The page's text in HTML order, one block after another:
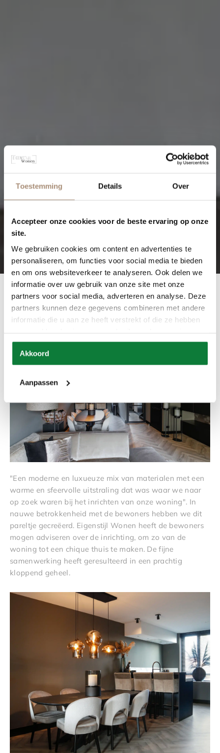
Toestemming Details Over
Accepteer onze cookies voor de beste ervaring op onze
site.
We gebruiken cookies om content en advertenties te
personaliseren, om functies voor social media te bieden
en om ons websiteverkeer te analyseren. Ook delen we
informatie over uw gebruik van onze site met onze
partners voor social media, adverteren en analyse. Deze
partners kunnen deze gegevens combineren met andere
informatie die u aan ze heeft verstrekt of die ze hebben
Akkoord
Aanpassen
Deze woning in Barneveld is toch wel een paleisje om
te aanschouwen! Deze moderne woning straalt een en
al luxe, warmte en gezelligheid uit. Het moet wel een
feestje zijn om hier te mogen wonen. Laten we
"Een moderne en luxueuze mix van materialen met een
warme en sfeervolle uitstraling dat was waar we naar
op zoek waren bij het inrichten van onze woning". In
nauwe betrokkenheid met de bewoners hebben we dit
pareltje gecreëerd. Eigenstijl Wonen heeft de bewoners
mogen adviseren over de inrichting, om zo van de
woning tot een chique thuis te maken. De fijne
samenwerking heeft geresulteerd in een prachtig
kloppend geheel.